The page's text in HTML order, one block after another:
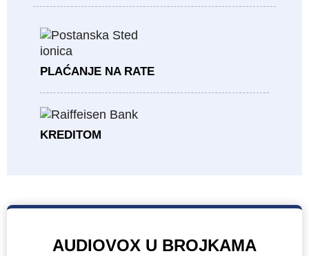
PLAĆANJE NA RATE
KREDITOM
AUDIOVOX U BROJKAMA